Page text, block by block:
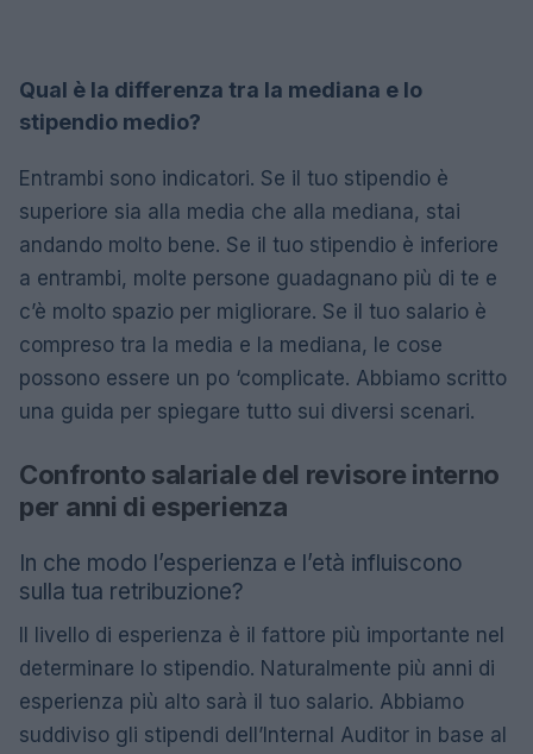
Qual è la differenza tra la mediana e lo
stipendio medio?
Entrambi sono indicatori. Se il tuo stipendio è
superiore sia alla media che alla mediana, stai
andando molto bene. Se il tuo stipendio è inferiore
a entrambi, molte persone guadagnano più di te e
c’è molto spazio per migliorare. Se il tuo salario è
compreso tra la media e la mediana, le cose
possono essere un po ‘complicate. Abbiamo scritto
una guida per spiegare tutto sui diversi scenari.
Confronto salariale del revisore interno
per anni di esperienza
In che modo l’esperienza e l’età influiscono
sulla tua retribuzione?
Il livello di esperienza è il fattore più importante nel
determinare lo stipendio. Naturalmente più anni di
esperienza più alto sarà il tuo salario. Abbiamo
suddiviso gli stipendi dell’Internal Auditor in base al